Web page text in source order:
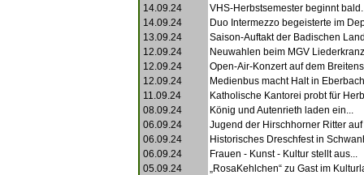
14.09.24
VHS-Herbstsemester beginnt
14.09.24
Duo Intermezzo begeisterte im
13.09.24
Saison-Auftakt der Badischen
12.09.24
Neuwahlen beim MGV
12.09.24
Open-Air-Konzert auf dem
12.09.24
Medienbus macht Halt in
11.09.24
Katholische Kantorei probt für
08.09.24
König und Autenrieth laden ein...
06.09.24
Jugend der Hirschhorner Ritter auf
06.09.24
Historisches Dreschfest in
06.09.24
Frauen - Kunst - Kultur stellt aus...
05.09.24
„RosaKehlchen“ zu Gast im